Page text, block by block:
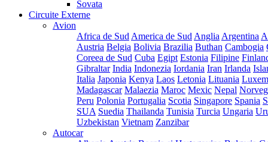
Sovata
Circuite Externe
Avion
Africa de Sud America de Sud Anglia Argentina
Austria Belgia Bolivia Brazilia Buthan Cambogia
Coreea de Sud Cuba Egipt Estonia Filipine
Gibraltar India Indonezia Iordania Iran Irlanda
Italia Japonia Kenya Laos Letonia Lituania
Madagascar Malaezia Maroc Mexic Nepal
Peru Polonia Portugalia Scotia Singapore Spania
SUA Suedia Thailanda Tunisia Turcia Ungaria
Uzbekistan Vietnam Zanzibar
Autocar